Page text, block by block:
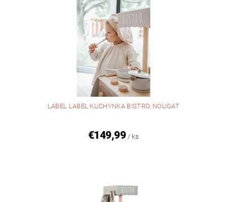
LABEL LABEL KUCHYNKA BISTRO, NOUGAT
€149,99 / ks